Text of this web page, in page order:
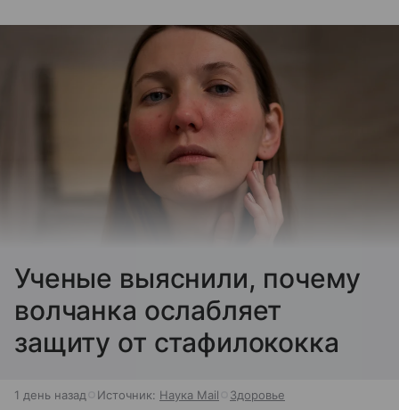
Ученые выяснили, почему
волчанка ослабляет
защиту от стафилококка
1 день назад Источник: Наука Mail Здоровье